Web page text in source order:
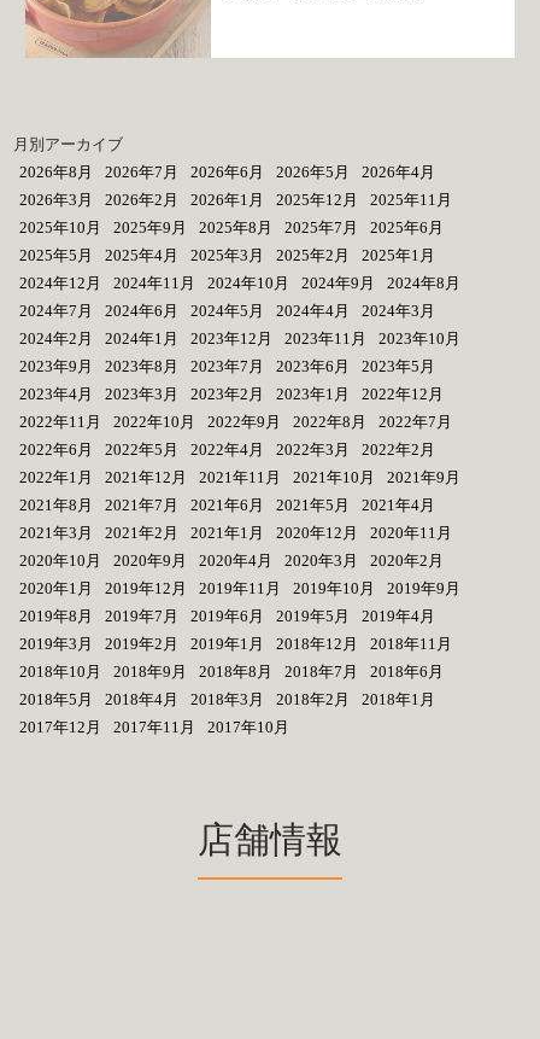
月別アーカイブ
2026年8月
2026年7月 2026年6月 2026年5月
2026年4月
2026年3月
2026年2月 2026年1月 2025年12月
2025年11月
2025年10月
2025年9月 2025年8月 2025年7月
2025年6月
2025年5月
2025年4月 2025年3月 2025年2月
2025年1月
2024年12月
2024年11月 2024年10月 2024年9月
2024年8月
2024年7月
2024年6月 2024年5月 2024年4月
2024年3月
2024年2月
2024年1月 2023年12月 2023年11月
2023年10月
2023年9月
2023年8月 2023年7月 2023年6月
2023年5月
2023年4月
2023年3月 2023年2月 2023年1月
2022年12月
2022年11月
2022年10月 2022年9月 2022年8月
2022年7月
2022年6月
2022年5月 2022年4月 2022年3月
2022年2月
2022年1月
2021年12月 2021年11月 2021年10月
2021年9月
2021年8月
2021年7月 2021年6月 2021年5月
2021年4月
2021年3月
2021年2月 2021年1月 2020年12月
2020年11月
2020年10月
2020年9月 2020年4月 2020年3月
2020年2月
2020年1月
2019年12月 2019年11月 2019年10月
2019年9月
2019年8月
2019年7月 2019年6月 2019年5月
2019年4月
2019年3月
2019年2月 2019年1月 2018年12月
2018年11月
2018年10月
2018年9月 2018年8月 2018年7月
2018年6月
2018年5月
2018年4月 2018年3月 2018年2月
2018年1月
2017年12月
2017年11月 2017年10月
店舗情報